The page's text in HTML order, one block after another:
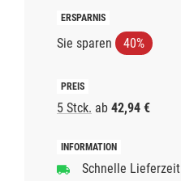
Sie sparen 40%
5 Stck. ab 42,94 €
Schnelle Lieferzeit